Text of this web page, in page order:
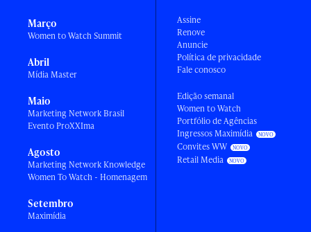
Março
Women to Watch Summit
Abril
Mídia Master
Maio
Marketing Network Brasil
Evento ProXXIma
Agosto
Marketing Network Knowledge
Women To Watch - Homenagem
Setembro
Maximídia
Assine
Renove
Anuncie
Política de privacidade
Fale conosco
Edição semanal
Women to Watch
Portfólio de Agências
Ingressos Maximídia
Convites WW
Retail Media